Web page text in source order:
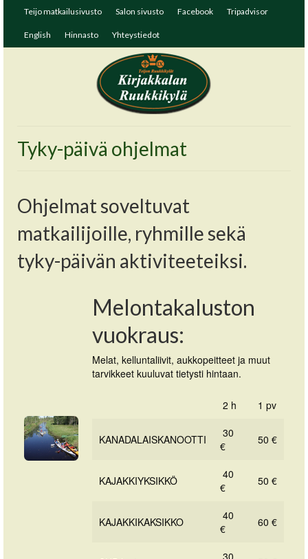
Teijo matkailusivusto Salon sivusto Facebook Tripadvisor
English Hinnasto Yhteystiedot
Tyky-päivä ohjelmat
Ohjelmat soveltuvat
matkailijoille, ryhmille sekä
tyky-päivän aktiviteeteiksi.
Melontakaluston
vuokraus:
Melat, kelluntaliivit, aukkopeitteet ja muut
tarvikkeet kuuluvat tietysti hintaan.
2 h 1 pv
KANADALAISKANOOTTI
30
€
50 €
KAJAKKIYKSIKKÖ
40
€
50 €
KAJAKKIKAKSIKKO
40
€
60 €
30